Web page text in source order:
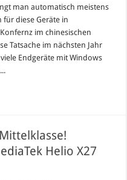
man automatisch meistens
diese Geräte in
im chinesischen
Tatsache im nächsten Jahr
Endgeräte mit Windows
Helio X27